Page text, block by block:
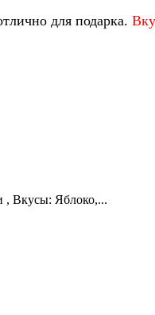
для подарка.
, Вкусы: Яблоко,...